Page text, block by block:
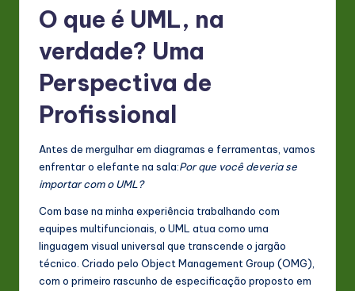
O que é UML, na
verdade? Uma
Perspectiva de
Profissional
Antes de mergulhar em diagramas e ferramentas, vamos
enfrentar o elefante na sala:Por que você deveria se
importar com o UML?
Com base na minha experiência trabalhando com
equipes multifuncionais, o UML atua como uma
linguagem visual universal que transcende o jargão
técnico. Criado pelo Object Management Group (OMG),
com o primeiro rascunho de especificação proposto em